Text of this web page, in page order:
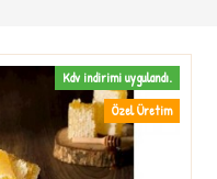
Özel Üretim
Kdv indirimi uygulandı.